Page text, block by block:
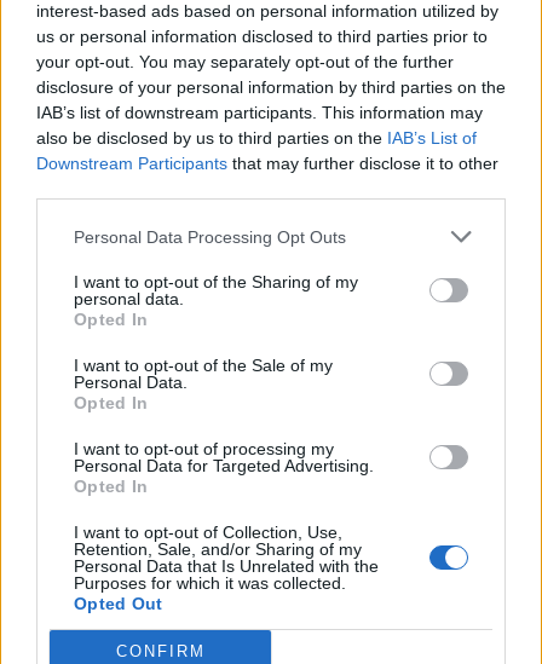
interest-based ads based on personal information utilized by
us or personal information disclosed to third parties prior to
your opt-out. You may separately opt-out of the further
disclosure of your personal information by third parties on the
IAB’s list of downstream participants. This information may
also be disclosed by us to third parties on the IAB’s List of
Downstream Participants that may further disclose it to other
Personal Data Processing Opt Outs
I want to opt-out of the Sharing of my
personal data.
Opted In
I want to opt-out of the Sale of my
Personal Data.
Opted In
I want to opt-out of processing my
Personal Data for Targeted Advertising.
Opted In
I want to opt-out of Collection, Use,
Retention, Sale, and/or Sharing of my
Personal Data that Is Unrelated with the
Purposes for which it was collected.
Opted Out
CONFIRM
ΔΙΑΦΗΜΙΣΗ
ΣΧΕΤΙΚΑ ΑΡΘΡΑ